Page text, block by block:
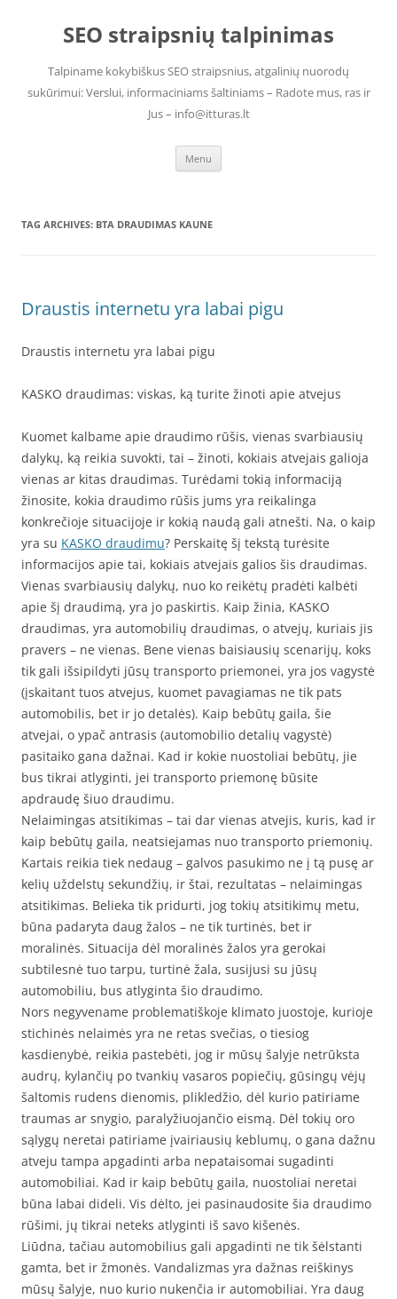
contentSEO straipsnių talpinimas
Talpiname kokybiškus SEO straipsnius, atgalinių nuorodų
sukūrimui: Verslui, informaciniams šaltiniams – Radote mus, ras ir
Jus – info@itturas.lt
Menu
TAG ARCHIVES: BTA DRAUDIMAS KAUNE
Draustis internetu yra labai pigu
Draustis internetu yra labai pigu
KASKO draudimas: viskas, ką turite žinoti apie atvejus
Kuomet kalbame apie draudimo rūšis, vienas svarbiausių
dalykų, ką reikia suvokti, tai – žinoti, kokiais atvejais galioja
vienas ar kitas draudimas. Turėdami tokią informaciją
žinosite, kokia draudimo rūšis jums yra reikalinga
konkrečioje situacijoje ir kokią naudą gali atnešti. Na, o kaip
yra su KASKO draudimu? Perskaitę šį tekstą turėsite
informacijos apie tai, kokiais atvejais galios šis draudimas.
Vienas svarbiausių dalykų, nuo ko reikėtų pradėti kalbėti
apie šį draudimą, yra jo paskirtis. Kaip žinia, KASKO
draudimas, yra automobilių draudimas, o atvejų, kuriais jis
pravers – ne vienas. Bene vienas baisiausių scenarijų, koks
tik gali išsipildyti jūsų transporto priemonei, yra jos vagystė
(įskaitant tuos atvejus, kuomet pavagiamas ne tik pats
automobilis, bet ir jo detalės). Kaip bebūtų gaila, šie
atvejai, o ypač antrasis (automobilio detalių vagystė)
pasitaiko gana dažnai. Kad ir kokie nuostoliai bebūtų, jie
bus tikrai atlyginti, jei transporto priemonę būsite
apdraudę šiuo draudimu.
Nelaimingas atsitikimas – tai dar vienas atvejis, kuris, kad ir
kaip bebūtų gaila, neatsiejamas nuo transporto priemonių.
Kartais reikia tiek nedaug – galvos pasukimo ne į tą pusę ar
kelių uždelstų sekundžių, ir štai, rezultatas – nelaimingas
atsitikimas. Belieka tik pridurti, jog tokių atsitikimų metu,
būna padaryta daug žalos – ne tik turtinės, bet ir
moralinės. Situacija dėl moralinės žalos yra gerokai
subtilesnė tuo tarpu, turtinė žala, susijusi su jūsų
automobiliu, bus atlyginta šio draudimo.
Nors negyvename problematiškoje klimato juostoje, kurioje
stichinės nelaimės yra ne retas svečias, o tiesiog
kasdienybė, reikia pastebėti, jog ir mūsų šalyje netrūksta
audrų, kylančių po tvankių vasaros popiečių, gūsingų vėjų
šaltomis rudens dienomis, plikledžio, dėl kurio patiriame
traumas ar snygio, paralyžiuojančio eismą. Dėl tokių oro
sąlygų neretai patiriame įvairiausių keblumų, o gana dažnu
atveju tampa apgadinti arba nepataisomai sugadinti
automobiliai. Kad ir kaip bebūtų gaila, nuostoliai neretai
būna labai dideli. Vis dėlto, jei pasinaudosite šia draudimo
rūšimi, jų tikrai neteks atlyginti iš savo kišenės.
Liūdna, tačiau automobilius gali apgadinti ne tik šėlstanti
gamta, bet ir žmonės. Vandalizmas yra dažnas reiškinys
mūsų šalyje, nuo kurio nukenčia ir automobiliai. Yra daug